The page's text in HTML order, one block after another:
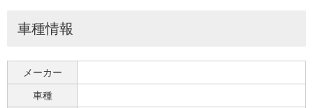
車種情報
メーカー
車種